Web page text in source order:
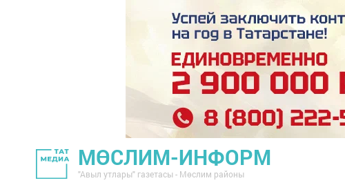
МӨСЛИМ-ИНФОРМ
"Авыл утлары" газетасы - Мөслим районы